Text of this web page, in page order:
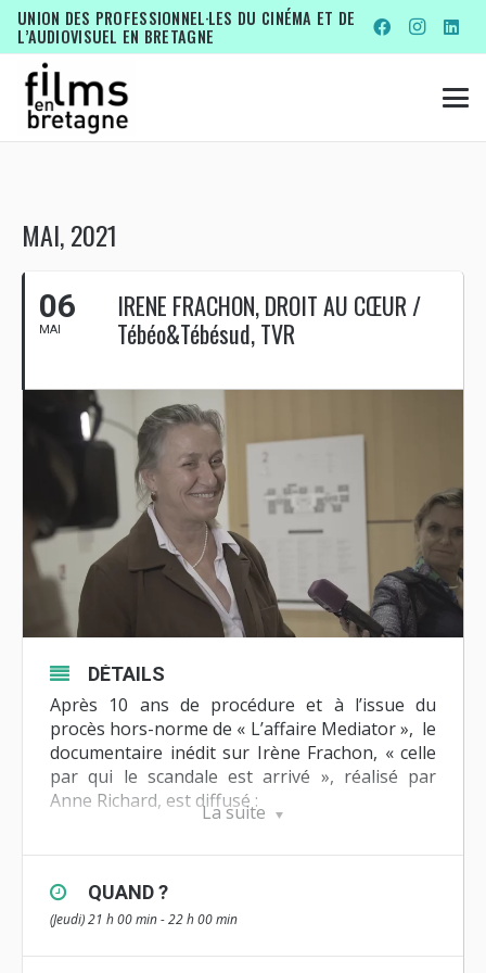
UNION DES PROFESSIONNEL·LES DU CINÉMA ET DE
L’AUDIOVISUEL EN BRETAGNE
MAI, 2021
06
MAI
IRENE FRACHON, DROIT AU CŒUR /
Tébéo&Tébésud, TVR
La suite
DÉTAILS
Après 10 ans de procédure et à l’issue du
procès hors-norme de « L’affaire Mediator », le
documentaire inédit sur Irène Frachon, « celle
par qui le scandale est arrivé », réalisé par
Anne Richard, est diffusé :
Jeudi 29 avril à 22h30 dans La Ligne bleue sur France 3
QUAND ?
(Jeudi) 21 h 00 min - 22 h 00 min